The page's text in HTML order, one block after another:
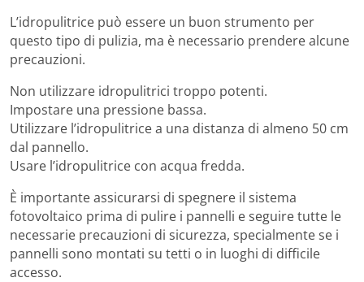
L’idropulitrice può essere un buon strumento per
questo tipo di pulizia, ma è necessario prendere alcune
precauzioni.
Non utilizzare idropulitrici troppo potenti.
Impostare una pressione bassa.
Utilizzare l’idropulitrice a una distanza di almeno 50 cm
dal pannello.
Usare l’idropulitrice con acqua fredda.
È importante assicurarsi di spegnere il sistema
fotovoltaico prima di pulire i pannelli e seguire tutte le
necessarie precauzioni di sicurezza, specialmente se i
pannelli sono montati su tetti o in luoghi di difficile
accesso.